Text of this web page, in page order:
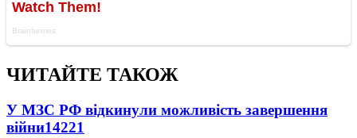
ЧИТАЙТЕ ТАКОЖ
У МЗС РФ відкинули можливість завершення
війни14221